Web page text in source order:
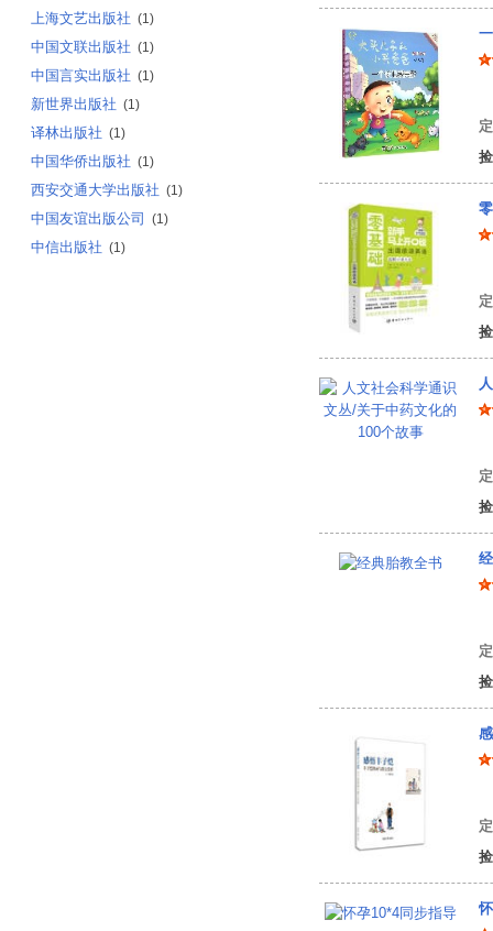
上海文艺出版社 (1)
中国文联出版社 (1)
中国言实出版社 (1)
新世界出版社 (1)
译林出版社 (1)
中国华侨出版社 (1)
西安交通大学出版社 (1)
中国友谊出版公司 (1)
中信出版社 (1)